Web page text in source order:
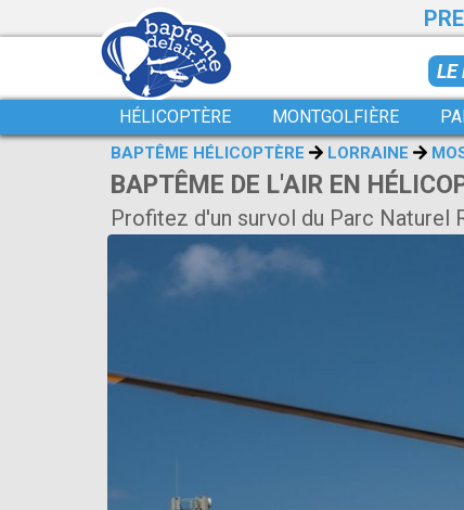
LE
HÉLICOPTÈRE MONTGOLFIÈRE
BAPTÊME HÉLICOPTÈRE LORRAINE
BAPTÊME DE L'AIR EN
Profitez d'un survol du Parc Naturel